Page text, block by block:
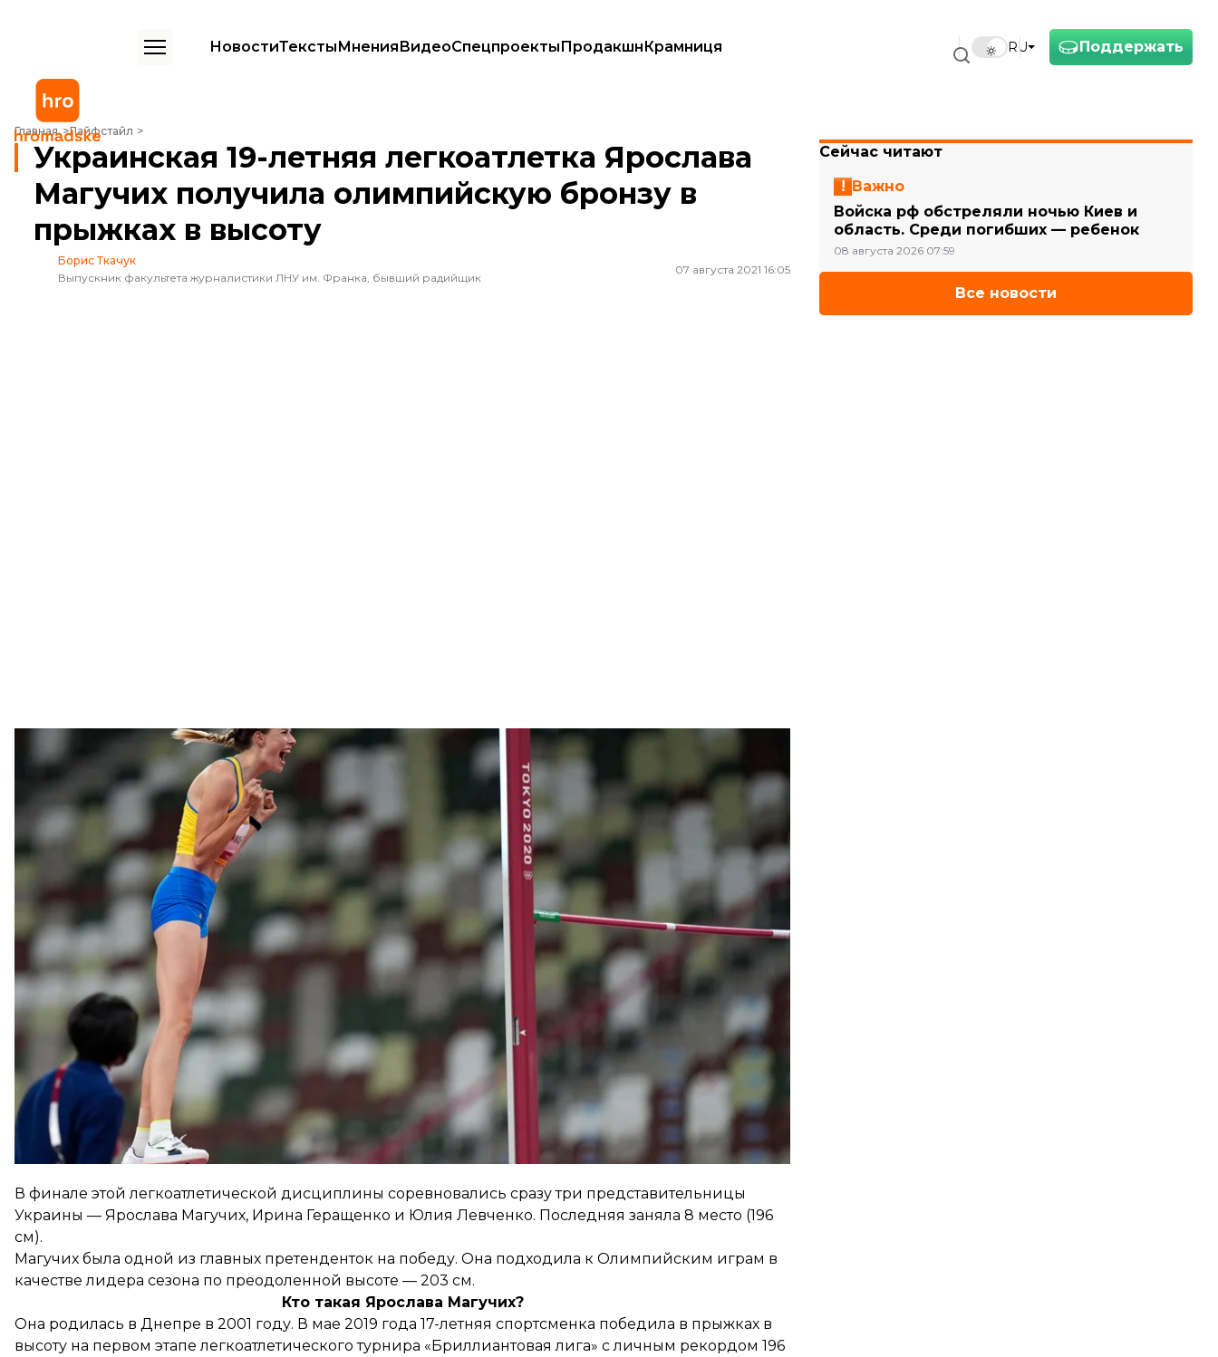
Поддержать
RU
НовостиТекстыМненияВидеоСпецпроектыПродакшнКрамниця
Главная Лайфстайл
Украинская 19-летняя легкоатлетка Ярослава Магучих получила олимпийскую бронзу в прыжках в высоту
Украинская 19-летняя легкоатлетка Ярослава
Магучих получила олимпийскую бронзу в
прыжках в высоту
Борис Ткачук
Выпускник факультета журналистики ЛНУ им. Франка, бывший радийщик
07 августа 2021 16:05
Украинская легкоатлетка Ярослава Магучих получила олимпийскую бронзу в прыжках в высоту
На Олимпийских играх в Токио 7 августа 19—летняя украинская легкоатлетка Ярослава Магучих
завоевала бронзу в прыжках в высоту. Эти Игры стали для нее первыми в карьере.
Результат Магучих — 2 метра ровно. Высоту в 202 см она не смогла преодолеть с первой попытки. А
две другие попытки перенесла на 204 см. В конце концов, они также оказались неудачными.
Первое место заняла представительница
ОКР
Мария Ласицкене (204 см). Второе — австралийка
Никола Макдермотт (202 см).
Еще одна украинская легкоатлетка Ирина Геращенко заняла 4 место, преодолев высоту в 198 см.
В финале этой легкоатлетической дисциплины соревновались сразу три представительницы
Украины — Ярослава Магучих, Ирина Геращенко и Юлия Левченко. Последняя заняла 8 место (196
см).
Магучих была одной из главных претенденток на победу. Она подходила к Олимпийским играм в
качестве лидера сезона по преодоленной высоте — 203 см.
Кто такая Ярослава Магучих?
Она родилась в Днепре в 2001 году. В мае 2019 года 17-летняя спортсменка победила в прыжках в
высоту на первом этапе легкоатлетического турнира «Бриллиантовая лига» с личным рекордом 196
Сейчас читают
Важно
Войска рф обстреляли ночью Киев и
область. Среди погибших — ребенок
08 августа 2026 07:59
Все новости